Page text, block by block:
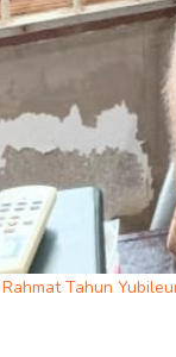
Tahun